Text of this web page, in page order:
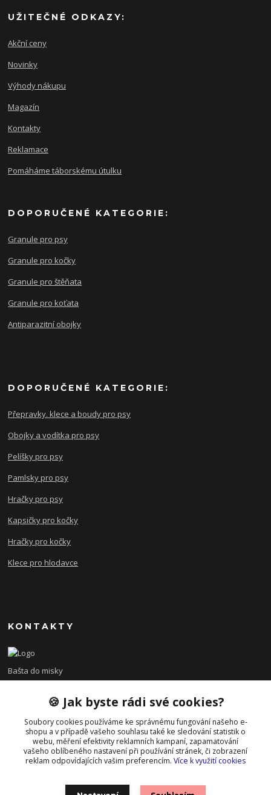
UŽITEČNÉ ODKAZY:
Akční ceny
Novinky
Výhody nákupu
Magazín
Kontakty
Reklamace
Pomáháme táborskému útulku
DOPORUČENÉ KATEGORIE:
Granule pro psy
Granule pro kočky
Granule pro štěňata
Granule pro koťata
Antiparazitní obojky
DOPORUČENÉ KATEGORIE:
Přepravky. klece a boudy pro psy
Obojky a vodítka pro psy
Pelíšky pro psy
Pamlsky pro psy
Hračky pro psy
Kapsičky pro kočky
Hračky pro kočky
Klece pro hlodavce
KONTAKTY
Bašta do misky
+420 608 479 610
po - pá 8:00 - 15:00
info@bastadomisky.cz
🍪 Jak byste rádi své cookies?
Soubory cookies používáme ke správnému fungování našeho e-
shopu a v případě vašeho souhlasu také ke sledování statistik o
webu, měření efektivity reklamních kampaní, zapamatování
vašeho oblíbeného nastavení při používání stránek, či zobrazení
reklam odpovídajících vašim preferencím. Více k využití cookies